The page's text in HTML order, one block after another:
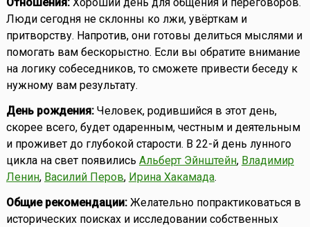
Люди сегодня не склонны ко лжи, увёрткам и
притворству. Напротив, они готовы делиться мыслями и
помогать вам бескорыстно. Если вы обратите внимание
на логику собеседников, то сможете привести беседу к
нужному вам результату.
День рождения:Человек, родившийся в этот день,
скорее всего, будет одаренным, честным и деятельным
и проживет до глубокой старости. В 22-й день лунного
цикла на свет появились Альберт Эйнштейн, Владимир
Ленин, Василий Перов, Ирина Хакамада.
Общие рекомендации:Желательно попрактиковаться в
исторических поисках и исследовании собственных